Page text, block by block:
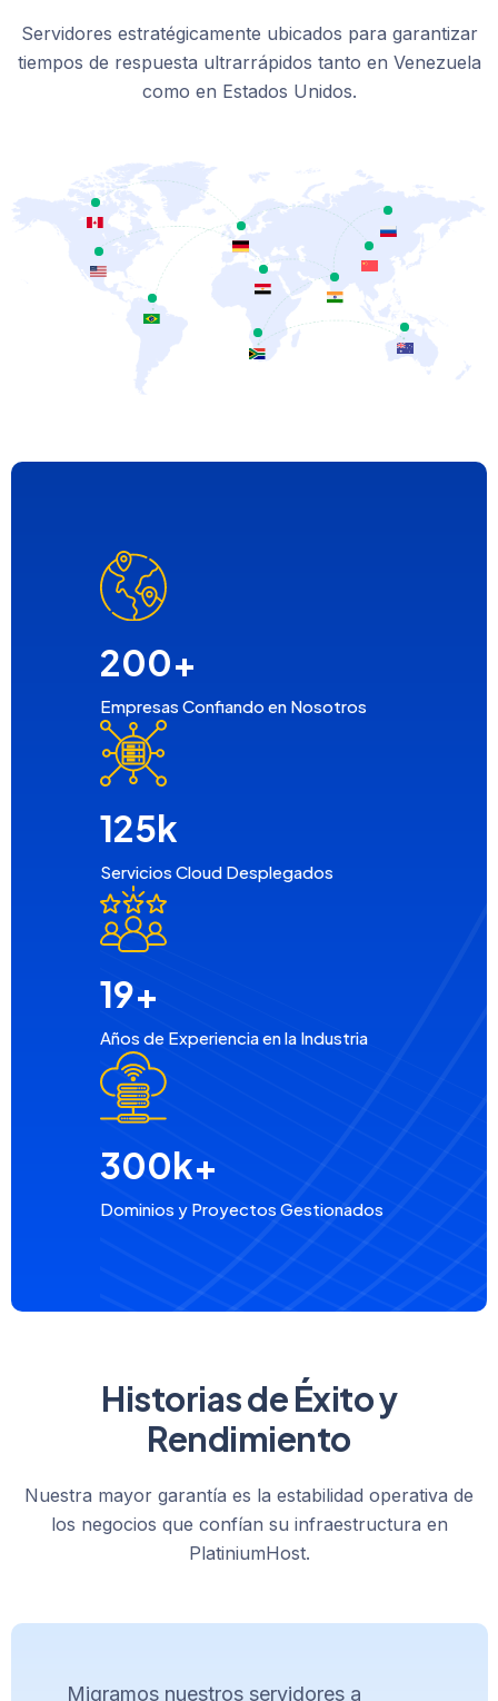
Servidores estratégicamente ubicados para garantizar
tiempos de respuesta ultrarrápidos tanto en Venezuela
como en Estados Unidos.
200+
Empresas Confiando en Nosotros
125k
Servicios Cloud Desplegados
19+
Años de Experiencia en la Industria
300k+
Dominios y Proyectos Gestionados
Historias de Éxito y
Rendimiento
Nuestra mayor garantía es la estabilidad operativa de
los negocios que confían su infraestructura en
PlatiniumHost.
Migramos nuestros servidores a